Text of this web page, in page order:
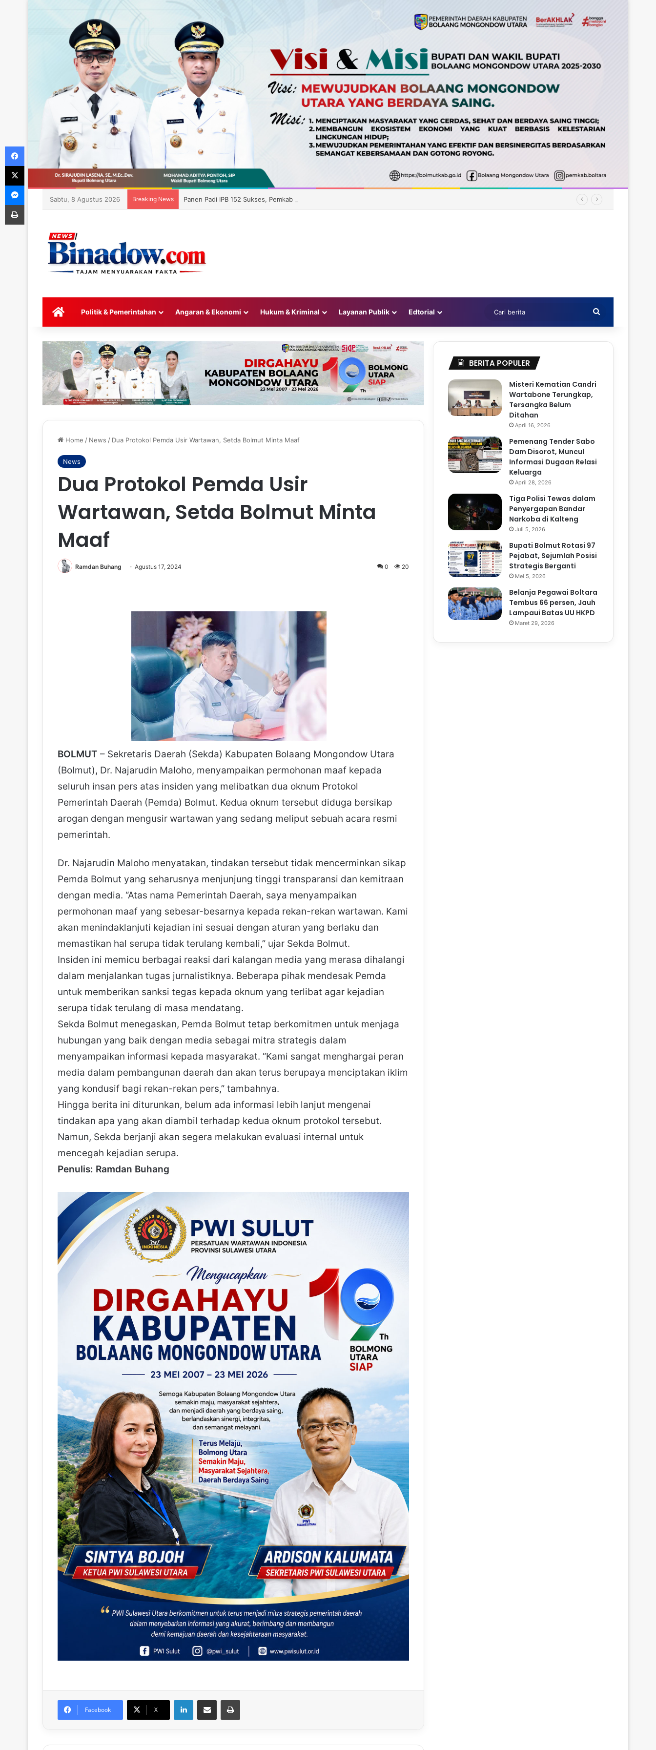
Sabtu, 8 Agustus 2026 Breaking News Panen Padi IPB 152 Sukses, Pemkab Boltara Siapkan Distribusi Benih ke Enam Kecamatan
HOMEPolitik & Pemerintahan Angaran & Ekonomi Hukum & Kriminal Layanan Publik Edtorial
berita
Home / News / Dua Protokol Pemda Usir Wartawan, Setda Bolmut Minta Maaf
News
Dua Protokol Pemda Usir
Wartawan, Setda Bolmut Minta
Maaf
Ramdan Buhang Agustus 17, 2024 0 20
BOLMUT – Sekretaris Daerah (Sekda) Kabupaten Bolaang Mongondow Utara
(Bolmut), Dr. Najarudin Maloho, menyampaikan permohonan maaf kepada
seluruh insan pers atas insiden yang melibatkan dua oknum Protokol
Pemerintah Daerah (Pemda) Bolmut. Kedua oknum tersebut diduga bersikap
arogan dengan mengusir wartawan yang sedang meliput sebuah acara resmi
pemerintah.
Dr. Najarudin Maloho menyatakan, tindakan tersebut tidak mencerminkan sikap
Pemda Bolmut yang seharusnya menjunjung tinggi transparansi dan kemitraan
dengan media. “Atas nama Pemerintah Daerah, saya menyampaikan
permohonan maaf yang sebesar-besarnya kepada rekan-rekan wartawan. Kami
akan menindaklanjuti kejadian ini sesuai dengan aturan yang berlaku dan
memastikan hal serupa tidak terulang kembali,” ujar Sekda Bolmut.
Insiden ini memicu berbagai reaksi dari kalangan media yang merasa dihalangi
dalam menjalankan tugas jurnalistiknya. Beberapa pihak mendesak Pemda
untuk memberikan sanksi tegas kepada oknum yang terlibat agar kejadian
serupa tidak terulang di masa mendatang.
Sekda Bolmut menegaskan, Pemda Bolmut tetap berkomitmen untuk menjaga
hubungan yang baik dengan media sebagai mitra strategis dalam
menyampaikan informasi kepada masyarakat. “Kami sangat menghargai peran
media dalam pembangunan daerah dan akan terus berupaya menciptakan iklim
yang kondusif bagi rekan-rekan pers,” tambahnya.
Hingga berita ini diturunkan, belum ada informasi lebih lanjut mengenai
tindakan apa yang akan diambil terhadap kedua oknum protokol tersebut.
Namun, Sekda berjanji akan segera melakukan evaluasi internal untuk
mencegah kejadian serupa.
Penulis: Ramdan Buhang
Facebook X
BERITA POPULER
Misteri Kematian Candri
Wartabone Terungkap,
Tersangka Belum
Ditahan
April 16, 2026
Pemenang Tender Sabo
Dam Disorot, Muncul
Informasi Dugaan Relasi
Keluarga
April 28, 2026
Tiga Polisi Tewas dalam
Penyergapan Bandar
Narkoba di Kalteng
Juli 5, 2026
Bupati Bolmut Rotasi 97
Pejabat, Sejumlah Posisi
Strategis Berganti
Mei 5, 2026
Belanja Pegawai Boltara
Tembus 66 persen, Jauh
Lampaui Batas UU HKPD
Maret 29, 2026